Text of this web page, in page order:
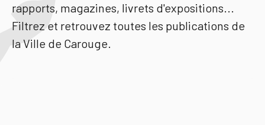
Lieux
rapports, magazines, livrets d'expositions...
Filtrez et retrouvez toutes les publications de
la Ville de Carouge.